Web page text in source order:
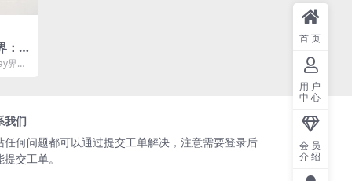
：E
[66
界可
我们
任何问题都可以通过提交工单解决，注意需要登录后
交工单。
首页
用户
中心
会员
介绍